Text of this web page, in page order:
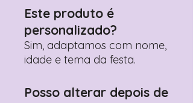
Prefere fazer seu pedido pelo
WhatsApp? Clique aqui para nos
contactar: +351 960 119 353
Este produto é
personalizado?
Sim, adaptamos com nome,
idade e tema da festa.
Posso alterar depois de